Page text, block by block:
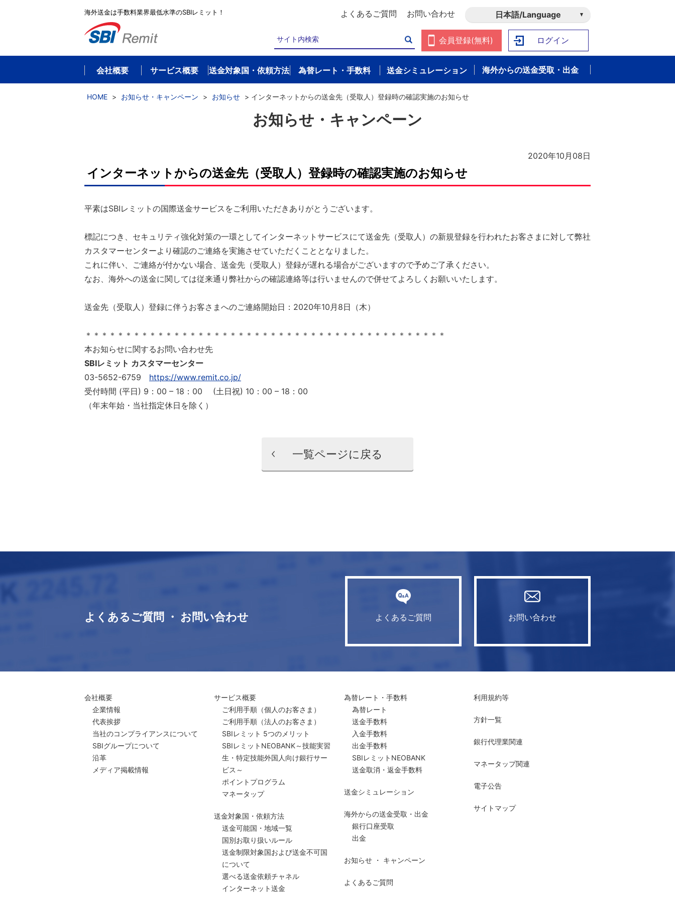
海外送金は手数料業界最低水準のSBIレミット！ よくあるご質問 お問い合わせ 日本語/Language
会員登録(無料) ログイン
会社概要 サービス概要 送金対象国・依頼方法 為替レート・手数料 送金シミュレーション 海外からの送金受取・出金
HOME > お知らせ・キャンペーン > お知らせ > インターネットからの送金先（受取人）登録時の確認実施のお知らせ
お知らせ・キャンペーン
2020年10月08日
インターネットからの送金先（受取人）登録時の確認実施のお知らせ
平素はSBIレミットの国際送金サービスをご利用いただきありがとうございます。
標記につき、セキュリティ強化対策の一環としてインターネットサービスにて送金先（受取人）の新規登録を行われたお客さまに対して弊社
カスタマーセンターより確認のご連絡を実施させていただくこととなりました。
これに伴い、ご連絡が付かない場合、送金先（受取人）登録が遅れる場合がございますので予めご了承ください。
なお、海外への送金に関しては従来通り弊社からの確認連絡等は行いませんので併せてよろしくお願いいたします。
送金先（受取人）登録に伴うお客さまへのご連絡開始日：2020年10月8日（木）
＊＊＊＊＊＊＊＊＊＊＊＊＊＊＊＊＊＊＊＊＊＊＊＊＊＊＊＊＊＊＊＊＊＊＊＊＊＊＊＊＊＊＊＊＊
本お知らせに関するお問い合わせ先
SBIレミット カスタマーセンター
03-5652-6759 https://www.remit.co.jp/
受付時間 (平日) 9：00 – 18：00 (土日祝) 10：00 – 18：00
（年末年始・当社指定休日を除く）
一覧ページに戻る
よくあるご質問 ・ お問い合わせ よくあるご質問 お問い合わせ
会社概要
企業情報
代表挨拶
当社のコンプライアンスについて
SBIグループについて
沿革
メディア掲載情報
サービス概要
ご利用手順 （個人のお客さま）
ご利用手順 （法人のお客さま）
SBIレミット 5つのメリット
SBIレミットNEOBANK～技能実習
生・特定技能外国人向け銀行サー
ビス～
ポイントプログラム
マネータップ
送金対象国・依頼方法
送金可能国・地域一覧
国別お取り扱いルール
送金制限対象国および送金不可国
について
選べる送金依頼チャネル
インターネット送金
為替レート・手数料
為替レート
送金手数料
入金手数料
出金手数料
SBIレミットNEOBANK
送金取消・返金手数料
送金シミュレーション
海外からの送金受取・出金
銀行口座受取
出金
お知らせ ・ キャンペーン
よくあるご質問
利用規約等
方針一覧
銀行代理業関連
マネータップ関連
電子公告
サイトマップ